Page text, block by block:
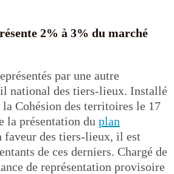
2% à 3% du marché
par une autre
national des tiers-lieux. Installé
Cohésion des territoires le 17
la présentation du plan
faveur des tiers-lieux, il est
de ces derniers. Chargé de
de représentation provisoire